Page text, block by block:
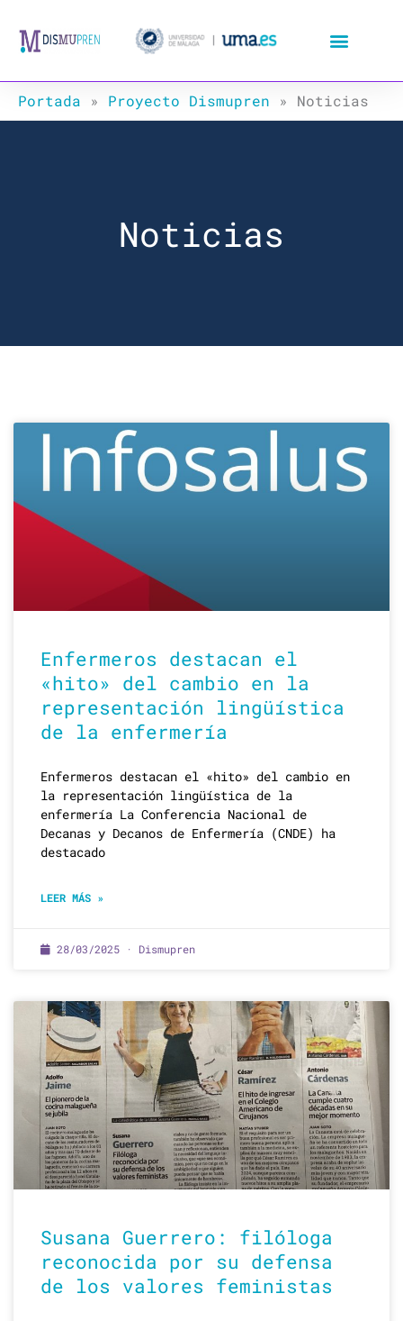
Portada » Proyecto Dismupren » Noticias
Noticias
Enfermeros destacan el
«hito» del cambio en la
representación lingüística
de la enfermería
Enfermeros destacan el «hito» del cambio en
la representación lingüística de la
enfermería La Conferencia Nacional de
Decanas y Decanos de Enfermería (CNDE) ha
destacado
LEER MÁS »
28/03/2025 · Dismupren
Susana Guerrero: filóloga
reconocida por su defensa
de los valores feministas